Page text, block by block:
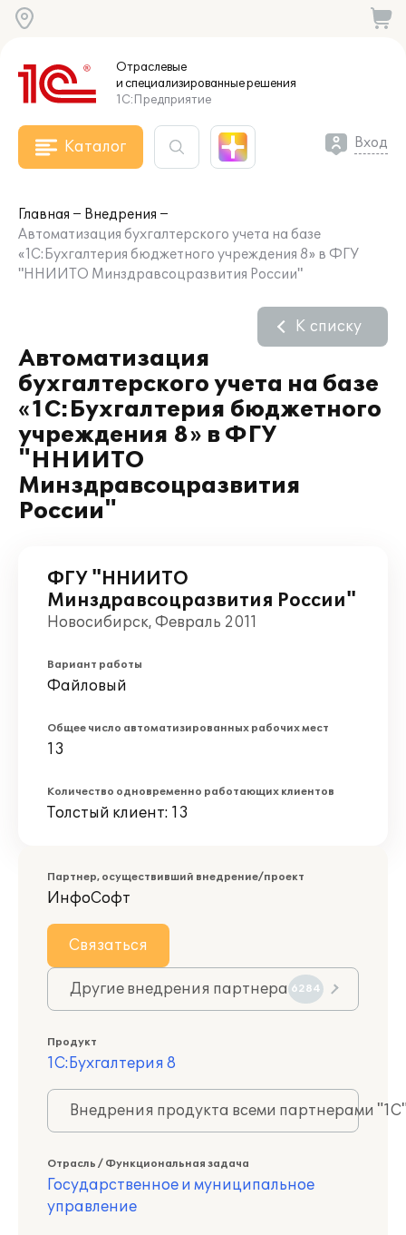
Отраслевые
и специализированныерешения
1С:Предприятие
Каталог Вход
Главная
Внедрения
Автоматизация бухгалтерского учета на базе
«1С:Бухгалтерия бюджетного учреждения 8» в ФГУ
"ННИИТО Минздравсоцразвития России"
Автоматизация
бухгалтерского учета на базе
«1С:Бухгалтерия бюджетного
учреждения 8» в ФГУ
"ННИИТО
Минздравсоцразвития
России"
К списку
ФГУ "ННИИТО
Минздравсоцразвития России"
Новосибирск, Февраль 2011
Вариант работы
Файловый
Общее число автоматизированных рабочих мест
13
Количество одновременно работающих клиентов
Толстый клиент: 13
Партнер, осуществивший внедрение/проект
ИнфоСофт
Связаться
Другие внедрения партнера 6284
Продукт
1С:Бухгалтерия 8
Внедрения продукта всеми партнерами
Отрасль / Функциональная задача
Государственное и муниципальное
управление